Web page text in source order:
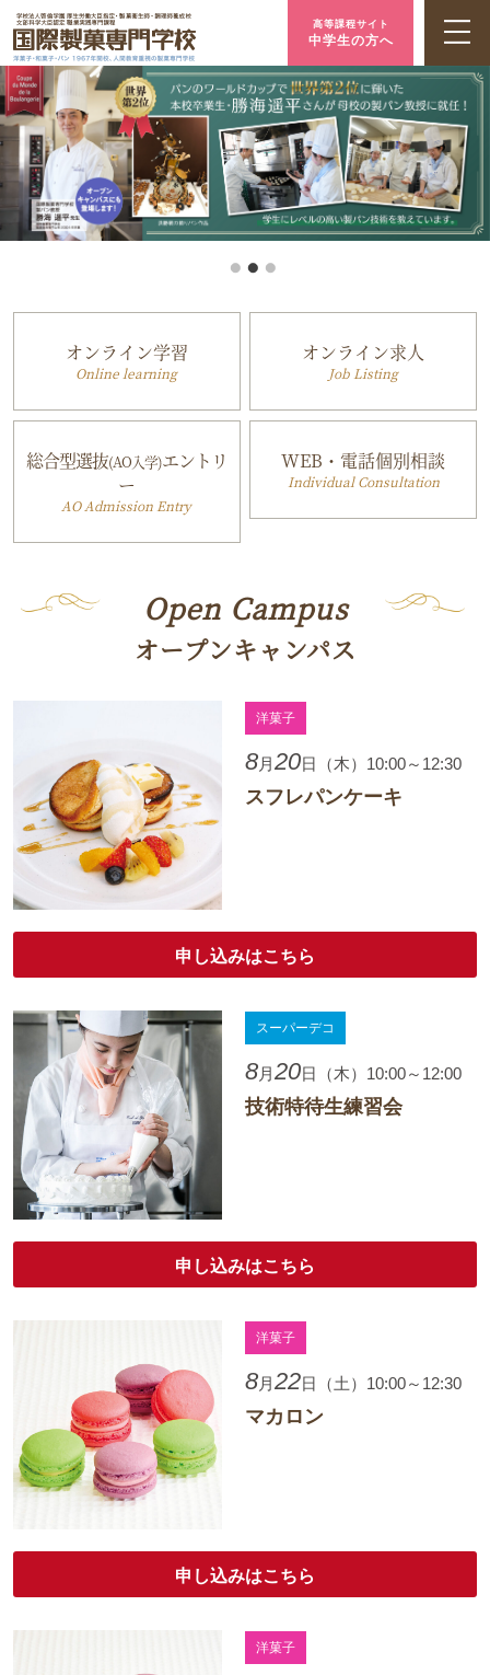
高等課程サイト
中学生の方へ
オンライン学習
Online learning
オンライン求人
Job Listing
総合型選抜(AO入学)エントリ
ー
AO Admission Entry
WEB・電話個別相談
Individual Consultation
Open Campus
オープンキャンパス
洋菓子
8月 20日（木）10:00～12:30
スフレパンケーキ
申し込みはこちら
スーパーデコ
8月 20日（木）10:00～12:00
技術特待生練習会
申し込みはこちら
洋菓子
8月 22日（土）10:00～12:30
マカロン
申し込みはこちら
洋菓子